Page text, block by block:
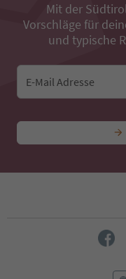
Mit der
Vorschläge für
und typische
E-Mail Adresse